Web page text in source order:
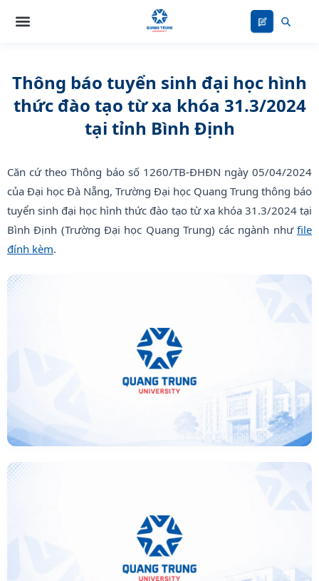
Thông báo tuyển sinh đại học hình
thức đào tạo từ xa khóa 31.3/2024
tại tỉnh Bình Định
Căn cứ theo Thông báo số 1260/TB-ĐHĐN ngày 05/04/2024
của Đại học Đà Nẵng, Trường Đại học Quang Trung thông báo
tuyển sinh đại học hình thức đào tạo từ xa khóa 31.3/2024 tại
Bình Định (Trường Đại học Quang Trung) các ngành như file
đính kèm.